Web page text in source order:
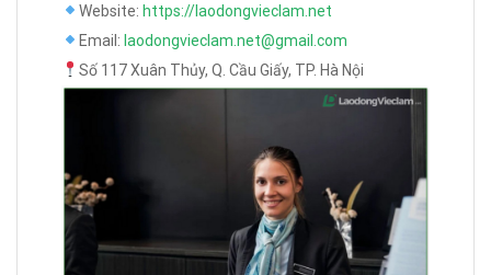
Website: https://laodongvieclam.net
Email: laodongvieclam.net@gmail.com
Số 117 Xuân Thủy, Q. Cầu Giấy, TP. Hà Nội